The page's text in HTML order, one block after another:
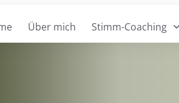
Über mich Stimm-Coaching